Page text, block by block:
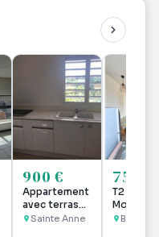
900 €
Appartement
avec terrasse
en location à
Sainte Anne
750 €
T2
Moudong
Baie